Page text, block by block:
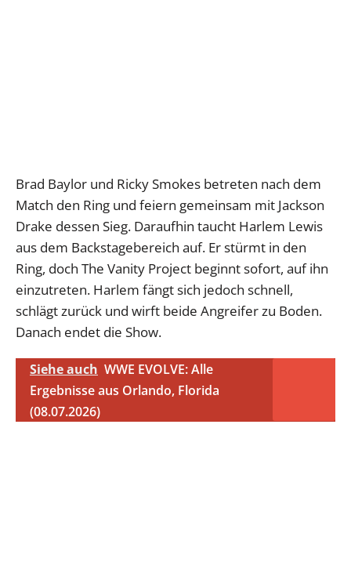
Brad Baylor und Ricky Smokes betreten nach dem
Match den Ring und feiern gemeinsam mit Jackson
Drake dessen Sieg. Daraufhin taucht Harlem Lewis
aus dem Backstagebereich auf. Er stürmt in den
Ring, doch The Vanity Project beginnt sofort, auf ihn
einzutreten. Harlem fängt sich jedoch schnell,
schlägt zurück und wirft beide Angreifer zu Boden.
Danach endet die Show.
Siehe auch WWE EVOLVE: Alle
Ergebnisse aus Orlando, Florida
(08.07.2026)